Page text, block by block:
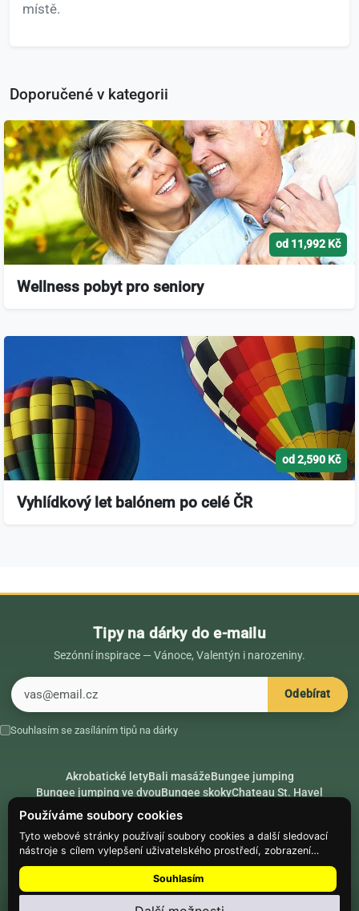
Používáme soubory cookies
Tyto webové stránky používají soubory cookies a další sledovací
nástroje s cílem vylepšení uživatelského prostředí, zobrazení
přizpůsobeného obsahu a reklam, analýzy návštěvnosti webových
stránek a zjištění zdroje návštěvnosti.
Souhlasím
místě.
Doporučené v kategorii
od 11,992 Kč
Wellness pobyt pro seniory
od 2,590 Kč
Vyhlídkový let balónem po celé ČR
Tipy na dárky do e-mailu
Sezónní inspirace — Vánoce, Valentýn i narozeniny.
Odebírat
Souhlasím se zasíláním tipů na dárky
Akrobatické letyBali masážeBungee jumping
Bungee jumping ve dvouBungee skokyChateau St. Havel
Dárek k 18. narozeninám
Dárek k 40. narozeninám
RádceSecret SantaSložte se na dárek
PARTNEŘIHike.placeClimbing.place
© Web Development — Good Experience s.r.o.